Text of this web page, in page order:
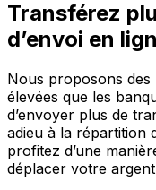
Transférez
d’envoi en
Nous proposons des
élevées que les
d’envoyer plus de
adieu à la répartition
profitez d’une
déplacer votre